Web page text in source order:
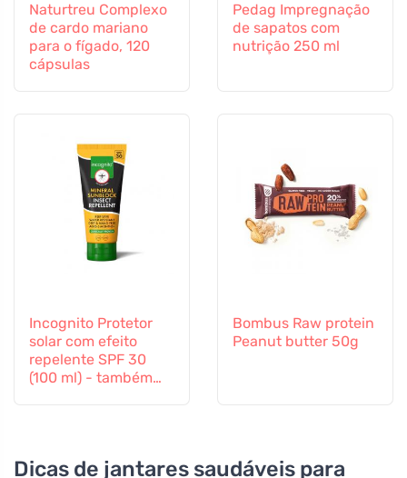
Naturtreu Complexo
de cardo mariano
para o fígado, 120
cápsulas
Pedag Impregnação
de sapatos com
nutrição 250 ml
Incognito Protetor
solar com efeito
repelente SPF 30
(100 ml) - também
Bombus Raw protein
Peanut butter 50g
Dicas de jantares saudáveis para